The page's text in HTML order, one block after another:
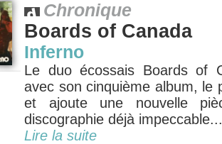
Chronique
Boards of Canada
Inferno
Le duo écossais Boards of
avec son cinquième album, le
et ajoute une nouvelle
discographie déjà
Lire la suite